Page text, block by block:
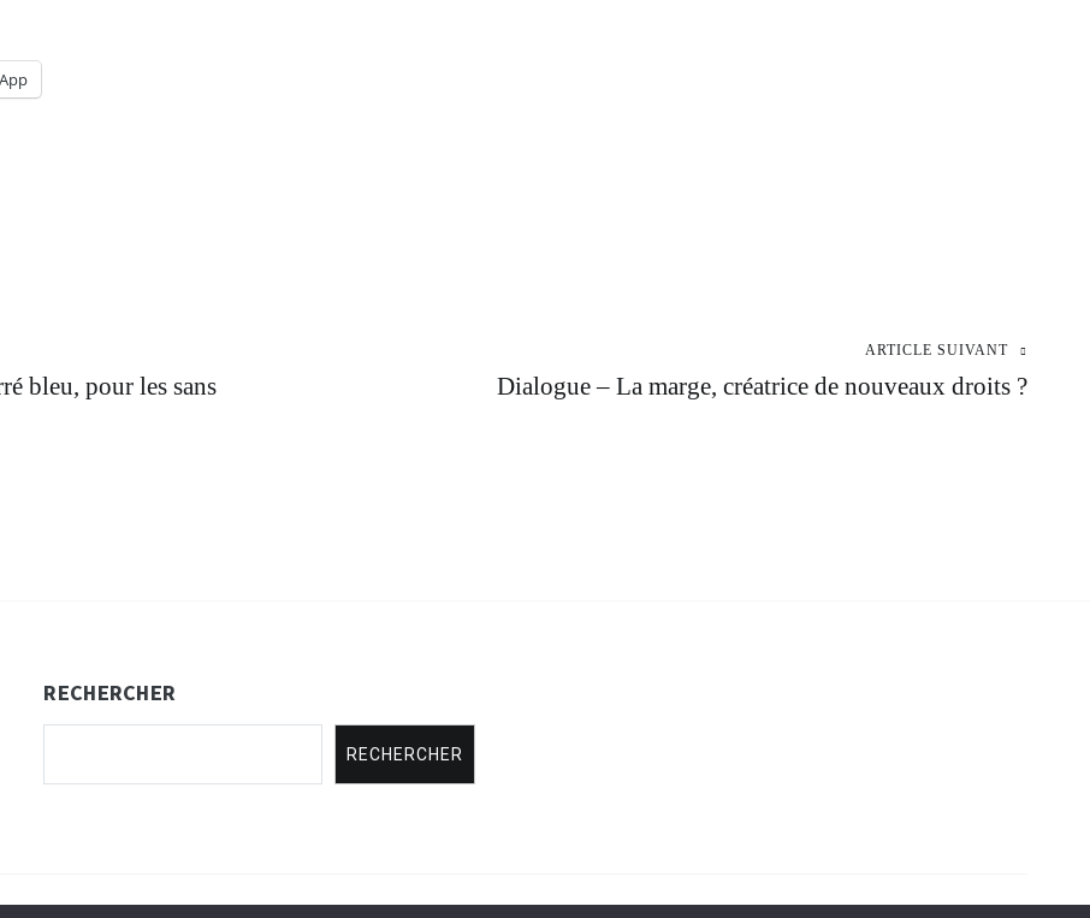
bleu, pour les sans
ARTICLE SUIVANT
Dialogue – La marge, créatrice de nouveaux droits ?
RECHERCHER
RECHERCHER